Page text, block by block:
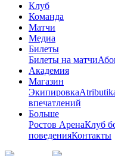
Клуб
Команда
Матчи
Медиа
Билеты
Билеты на матчи
Академия
Магазин
Экипировка
впечатлений
Больше
Ростов АренаКлуб
поведенияКонтакты